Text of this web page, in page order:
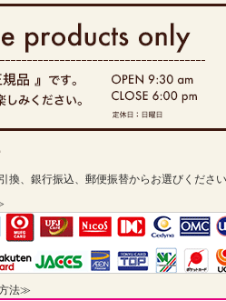
換、銀行振込、郵便振替からお選びくださ
法≫